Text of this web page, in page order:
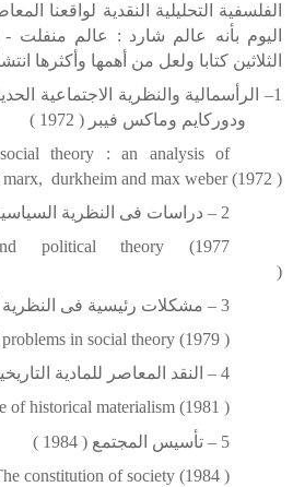
الفلسفية التحليلية النقدية لواقعنا
اليوم بأنه عالم شارد : عالم منفلت
الثلاثين كتابا ولعل من أهمها وأكثرها
1– الرأسمالية والنظرية الاجتماعية
ودوركايم وماكس فيبر ( 1972 )
theory : an analysis of
durkheim and max weber (1972 )
2 – دراسات فى النظرية السياسية والاجتماعية ( 1977 )
political theory (1977
)
3 – مشكلات رئيسية فى النظرية الاجتماعية ( 1979 )
in social theory (1979 )
4 – النقد المعاصر للمادية التاريخية ( 1981)
of historical materialism (1981 )
5 – تأسيس المجتمع ( 1984 )
constitution of society (1984 )